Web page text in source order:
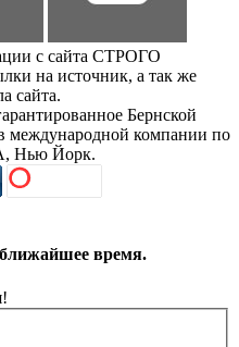
с сайта СТРОГО
на источник, а так же
сайта.
Бернской
международной компании по
Нью Йорк.
время.